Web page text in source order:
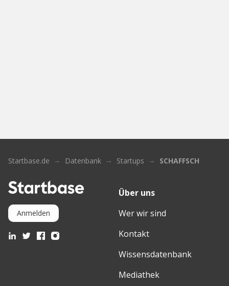
Startbase.de Datenbank Startups SCHAFFSCH
Anmelden
Über uns
Wer wir sind
Kontakt
Wissensdatenbank
Mediathek